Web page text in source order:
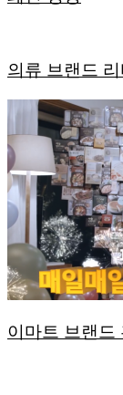
의류 브랜드
이마트 브랜드